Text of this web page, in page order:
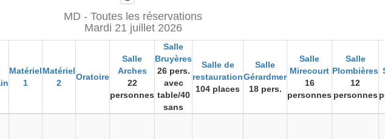
Matériel
1
Matériel
2
Oratoire
Salle
Arches
22
personnes
Salle
Bruyères
26 pers.
avec
table/40
sans
Salle de
restauration
104 places
Salle
Gérardmer
18 pers.
Salle
Mirecourt
16
personnes
Salle
Plombières
12
personnes
MD - Toutes les réservations
Mardi 21 juillet 2026